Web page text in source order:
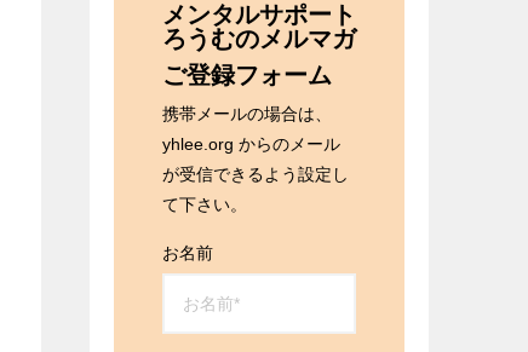
メンタルサポート
ろうむのメルマガ
ご登録フォーム
携帯メールの場合は、
yhlee.org からのメール
が受信できるよう設定し
て下さい。
お名前